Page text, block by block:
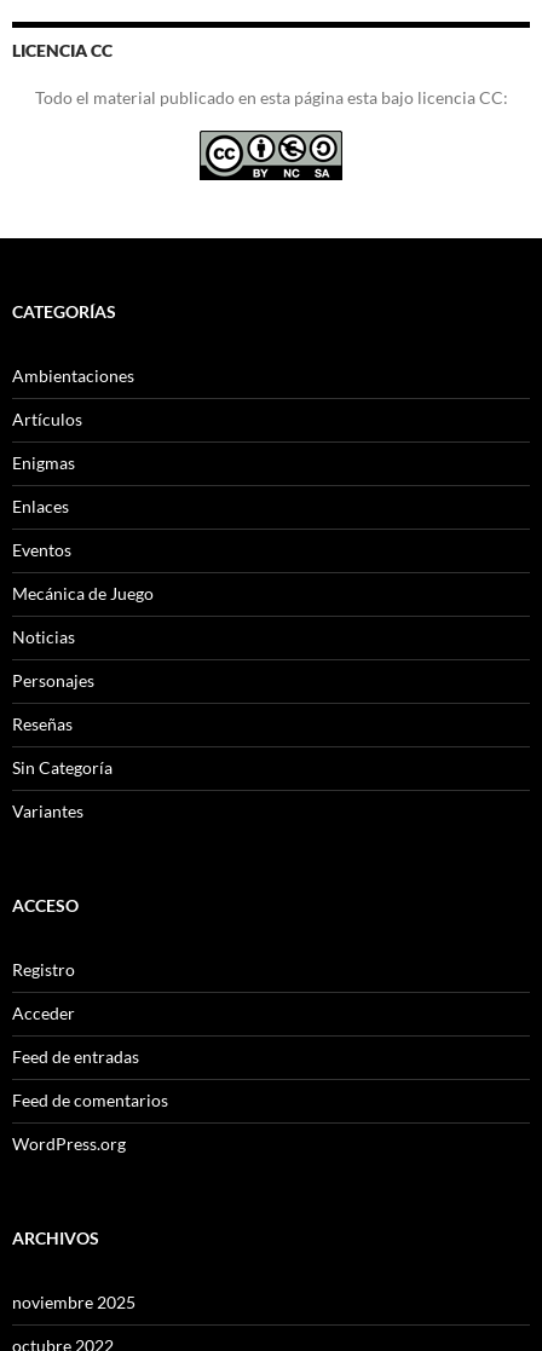
LICENCIA CC
Todo el material publicado en esta página esta bajo licencia CC:
CATEGORÍAS
Ambientaciones
Artículos
Enigmas
Enlaces
Eventos
Mecánica de Juego
Noticias
Personajes
Reseñas
Sin Categoría
Variantes
ACCESO
Registro
Acceder
Feed de entradas
Feed de comentarios
WordPress.org
ARCHIVOS
noviembre 2025
octubre 2022